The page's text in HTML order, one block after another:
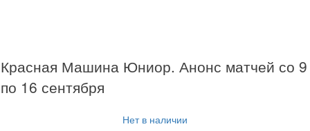
Красная Машина Юниор. Анонс матчей со 9
по 16 сентября
Нет в наличии